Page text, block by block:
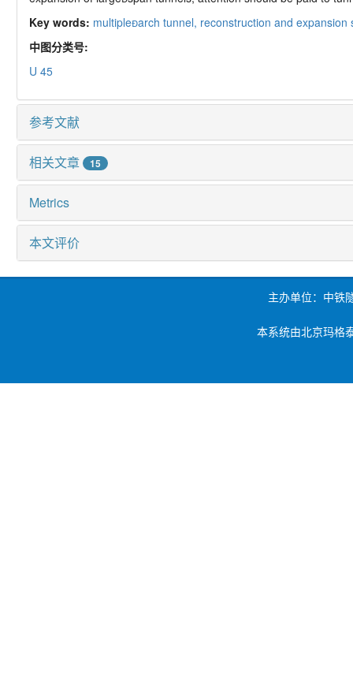
Key words: multiplearch tunnel, reconstruction and
中图分类号:
U 45
参考文献
相关文章 15
Metrics
本文评价
主办单位：中铁
本系统由北京玛格